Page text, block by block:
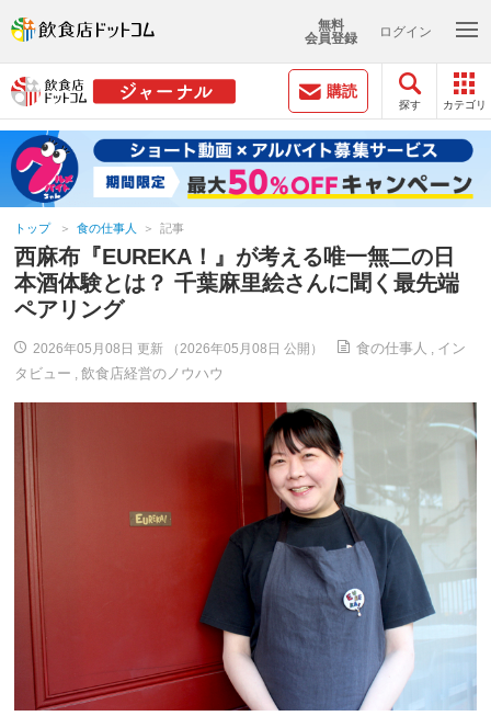
無料
会員登録
ログイン
購読
探す カテゴリ
トップ 食の仕事人 記事
西麻布『EUREKA！』が考える唯一無二の日
本酒体験とは？ 千葉麻里絵さんに聞く最先端
ペアリング
2026年05月08日 更新 （2026年05月08日 公開） 食の仕事人 , イン
タビュー ,飲食店経営のノウハウ